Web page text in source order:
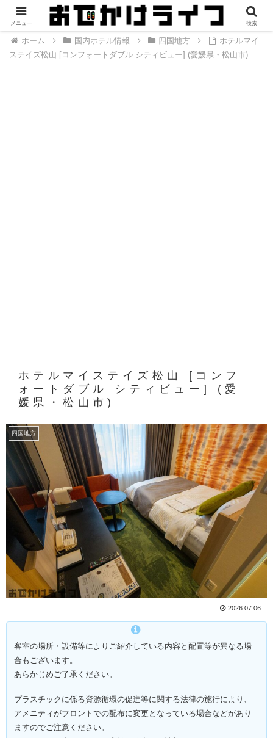
ホーム 国内ホテル情報 四国地方
ホテルマイ
ステイズ松山 [コンフォートダブル シティビュー] (愛媛県・松山市)
ホテルマイステイズ松山 [コンフ
ォートダブル シティビュー] (愛
媛県・松山市)
四国地方
2026.07.06
客室の場所・設備等によりご紹介している内容と配置等が異なる場
合もございます。
あらかじめご了承ください。
プラスチックに係る資源循環の促進等に関する法律の施行により、
アメニティがフロントでの配布に変更となっている場合などがあり
ますのでご注意ください。
メニュー 検索